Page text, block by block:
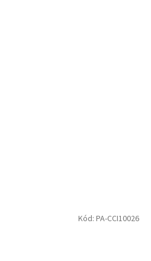
Kód: PA-CCI10026